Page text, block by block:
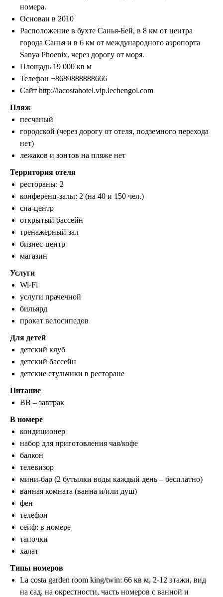
номера.
Основан в 2010
Расположение в бухте Санья-Бей, в 8 км от центра
города Санья и в 6 км от международного аэропорта
Sanya Phoenix, через дорогу от моря.
Площадь 19 000 кв м
Телефон +8689888888666
Сайт http://lacostahotel.vip.lechengol.com
Пляж
песчаный
городской (через дорогу от отеля, подземного перехода
нет)
лежаков и зонтов на пляже нет
Территория отеля
рестораны: 2
конференц-залы: 2 (на 40 и 150 чел.)
спа-центр
открытый бассейн
тренажерный зал
бизнес-центр
магазин
Услуги
Wi-Fi
услуги прачечной
бильярд
прокат велосипедов
Для детей
детский клуб
детский бассейн
детские стульчики в ресторане
Питание
BB – завтрак
В номере
кондиционер
набор для приготовления чая/кофе
балкон
телевизор
мини-бар (2 бутылки воды каждый день – бесплатно)
ванная комната (ванна и/или душ)
фен
телефон
сейф: в номере
тапочки
халат
Типы номеров
La costa garden room king/twin: 66 кв м, 2-12 этажи, вид
на сад, на окрестности, часть номеров с ванной и
+7 (495) 032-15-95
info@letayotdykhay.ru
г. Москва, ул. Садовая-Самотечная, 13
стр. 1 оф. 312
г. Томск, ул. Белинского, 30
ООО «ЛетайОтдыхай»
ИНН 7000019484 ОГРН
Туры от 60 надежных туроператоров